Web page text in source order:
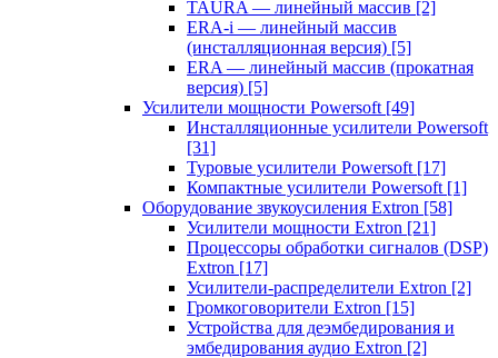
TAURA — линейный массив [2]
ERA-i — линейный массив
(инсталляционная версия) [5]
ERA — линейный массив (прокатная
версия) [5]
Усилители мощности Powersoft [49]
Инсталляционные усилители Powersoft
[31]
Туровые усилители Powersoft [17]
Компактные усилители Powersoft [1]
Оборудование звукоусиления Extron [58]
Усилители мощности Extron [21]
Процессоры обработки сигналов (DSP)
Extron [17]
Усилители-распределители Extron [2]
Громкоговорители Extron [15]
Устройства для деэмбедирования и
эмбедирования аудио Extron [2]